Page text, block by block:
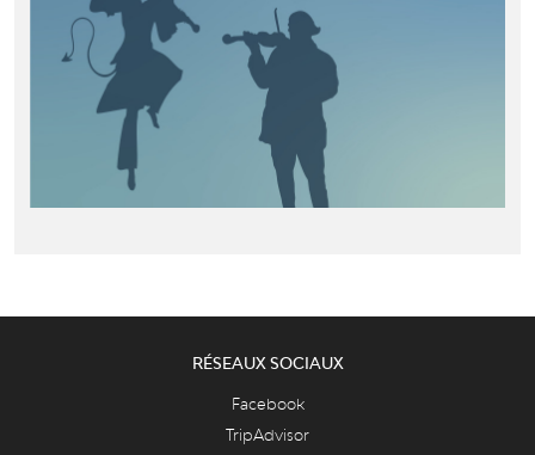
RÉSEAUX SOCIAUX
Facebook
TripAdvisor